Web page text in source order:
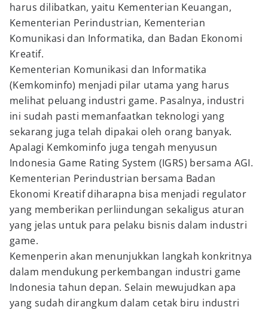
harus dilibatkan, yaitu Kementerian Keuangan,
Kementerian Perindustrian, Kementerian
Komunikasi dan Informatika, dan Badan Ekonomi
Kreatif.
Kementerian Komunikasi dan Informatika
(Kemkominfo) menjadi pilar utama yang harus
melihat peluang industri game. Pasalnya, industri
ini sudah pasti memanfaatkan teknologi yang
sekarang juga telah dipakai oleh orang banyak.
Apalagi Kemkominfo juga tengah menyusun
Indonesia Game Rating System (IGRS) bersama AGI.
Kementerian Perindustrian bersama Badan
Ekonomi Kreatif diharapna bisa menjadi regulator
yang memberikan perliindungan sekaligus aturan
yang jelas untuk para pelaku bisnis dalam industri
game.
Kemenperin akan menunjukkan langkah konkritnya
dalam mendukung perkembangan industri game
Indonesia tahun depan. Selain mewujudkan apa
yang sudah dirangkum dalam cetak biru industri